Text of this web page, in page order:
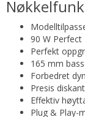
90 W
Perfekt
165 mm
Forbedret
Presis
Effektiv
Plug & Play-